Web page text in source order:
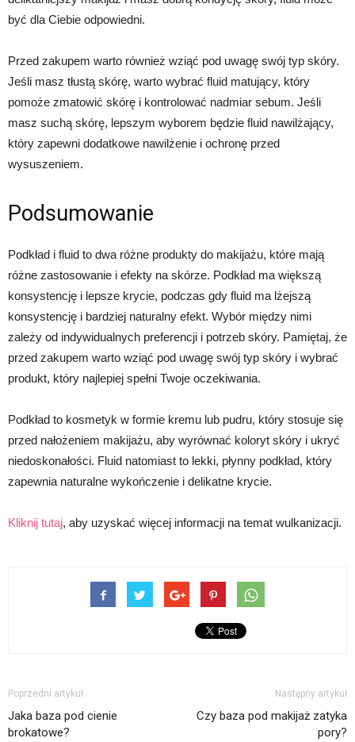
być dla Ciebie odpowiedni.
Przed zakupem warto również wziąć pod uwagę swój typ skóry.
Jeśli masz tłustą skórę, warto wybrać fluid matujący, który
pomoże zmatowić skórę i kontrolować nadmiar sebum. Jeśli
masz suchą skórę, lepszym wyborem będzie fluid nawilżający,
który zapewni dodatkowe nawilżenie i ochronę przed
wysuszeniem.
Podsumowanie
Podkład i fluid to dwa różne produkty do makijażu, które mają
różne zastosowanie i efekty na skórze. Podkład ma większą
konsystencję i lepsze krycie, podczas gdy fluid ma lżejszą
konsystencję i bardziej naturalny efekt. Wybór między nimi
zależy od indywidualnych preferencji i potrzeb skóry. Pamiętaj, że
przed zakupem warto wziąć pod uwagę swój typ skóry i wybrać
produkt, który najlepiej spełni Twoje oczekiwania.
Podkład to kosmetyk w formie kremu lub pudru, który stosuje się
przed nałożeniem makijażu, aby wyrównać koloryt skóry i ukryć
niedoskonałości. Fluid natomiast to lekki, płynny podkład, który
zapewnia naturalne wykończenie i delikatne krycie.
Kliknij tutaj, aby uzyskać więcej informacji na temat wulkanizacji.
Poprzedni artykuł
Jaka baza pod cienie
brokatowe?
Następny artykuł
Czy baza pod makijaż zatyka
pory?